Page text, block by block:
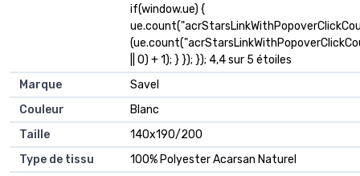
if(window.ue) {
|| 0) + 1); } }); }); 4,4 sur 5 étoiles
Marque
Savel
Couleur
Blanc
Taille
140x190/200
Type de tissu
100% Polyester Acarsan Naturel